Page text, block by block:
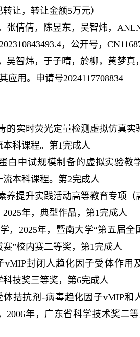
让，转让金额5万元）
张倩倩，陈昱东，吴智炜，
，公开号，
吴智炜，于子晴，於柳，黄梦真
应用。申请号2024117708834
实时荧光定量检测虚拟仿真实
科课程。第1完成人
中试规模制备的虚拟实验教
流本科课程。第2完成人
提升实践活动高等教育专项（
年，典型作品，第1完成人
2025年，暨南大学“第五届全
”校内赛二等奖，第1完成人
封闭人趋化因子受体作用
科技奖三等奖，第6完成人
抗剂-病毒趋化因子vMIP和
2006年，广东省科学技术奖二